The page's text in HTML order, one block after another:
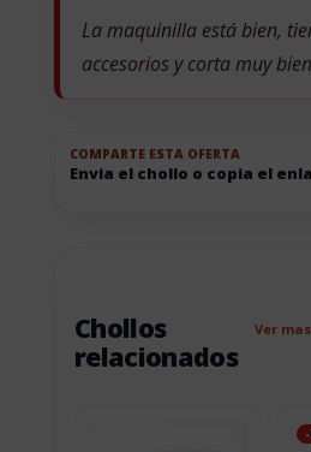
La maquinilla está bien,
accesorios y corta muy bien
COMPARTE ESTA OFERTA
Envia el chollo o copia el
Chollos
relacionados
Ver